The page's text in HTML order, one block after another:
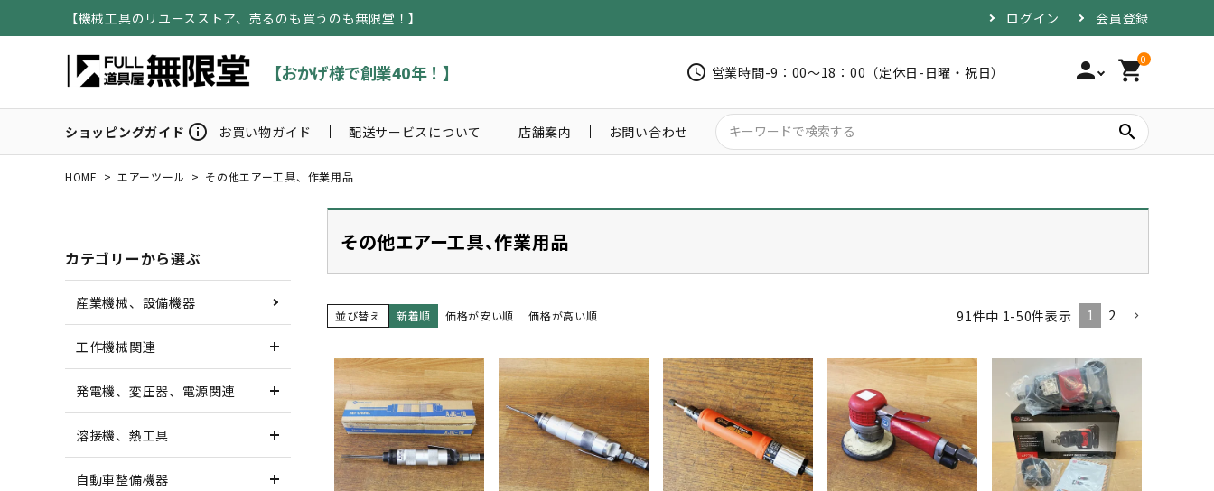
【機械工具のリユースストア、売るのも買うのも無限堂！】 ログイン 会員登録
【おかげ様で創業40年！】 schedule 営業時間-9：00～18：00（定休日-日曜・祝日） person 0
shopping_cart
ショッピングガイド info お買い物ガイド 配送サービスについて 店舗案内 お問い合わせ search
HOME エアーツール その他エアー工具、作業用品
カテゴリーから選ぶ
産業機械、設備機器
工作機械関連
発電機、変圧器、電源関連
溶接機、熱工具
自動車整備機器
その他エアー工具、作業用品
並び替え 新着順 価格が安い順 価格が高い順 91件中 1-50件表示 1 2